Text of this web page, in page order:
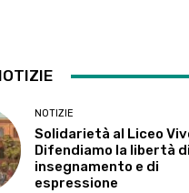
NOTIZIE
Solidarietà al Liceo
Difendiamo la libertà di
insegnamento e di
espressione